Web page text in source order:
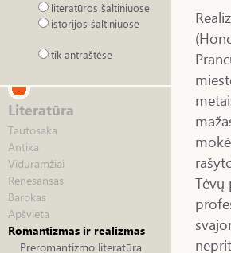
literatūros šaltiniuose
istorijos šaltiniuose
tik antraštėse
Literatūra
Tautosaka
Antika
Viduramžiai
Renesansas
Barokas
Apšvieta
Romantizmas ir realizmas
Preromantizmo literatūra
Tėvų